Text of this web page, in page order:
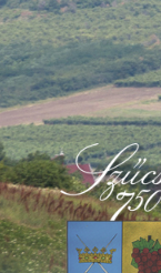
Deprecated:
Deprecated:
Deprecated: